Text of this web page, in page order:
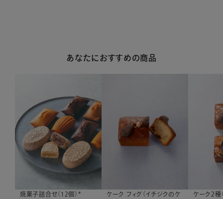
あなたにおすすめの商品
焼菓子詰合せ（12個）*
ケーク フィグ（イチジクのケ
ケーク2種